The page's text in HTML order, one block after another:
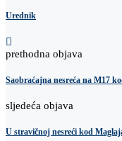
Urednik
prethodna objava
Saobraćajna nesreća na M17
sljedeća objava
U stravičnoj nesreći kod